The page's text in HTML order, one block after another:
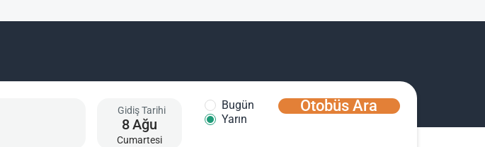
Gidiş Tarihi
8Ağu
Cumartesi
Bugün
Yarın
Otobüs Ara